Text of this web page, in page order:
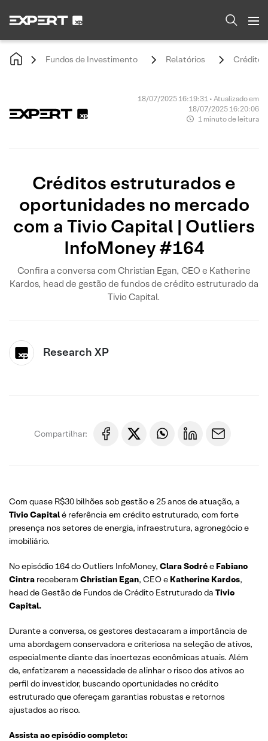
Fundos de Investimento Relatórios Créditos
18/07/2025 16:19:31 • Atualizado em
18/07/2025 16:20:06
1 minuto de leitura
Créditos estruturados e
oportunidades no mercado
com a Tivio Capital | Outliers
InfoMoney #164
Confira a conversa com Christian Egan, CEO e Katherine
Kardos, head de gestão de fundos de crédito estruturado da
Tivio Capital.
Research XP
Compartilhar:
Com quase R$30 bilhões sob gestão e 25 anos de atuação, a
Tivio Capitalé referência em crédito estruturado, com forte
presença nos setores de energia, infraestrutura, agronegócio e
imobiliário.
No episódio 164 do Outliers InfoMoney, Clara Sodrée Fabiano
Cintra receberam Christian Egan, CEO e Katherine Kardos,
head de Gestão de Fundos de Crédito Estruturado da Tivio
Capital.
Durante a conversa, os gestores destacaram a importância de
uma abordagem conservadora e criteriosa na seleção de ativos,
especialmente diante das incertezas econômicas atuais. Além
de, enfatizarem a necessidade de alinhar o risco dos ativos ao
perfil do investidor, buscando oportunidades no crédito
estruturado que ofereçam garantias robustas e retornos
ajustados ao risco.
Assista ao episódio completo: